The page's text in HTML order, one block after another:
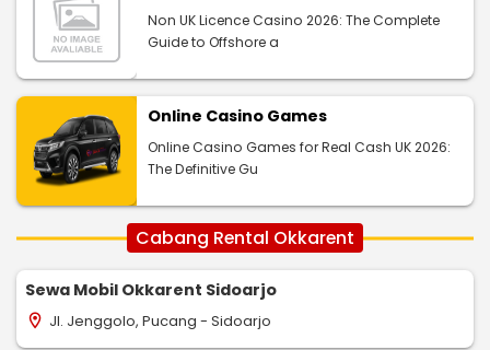
Non UK Licence Casino 2026: The Complete
Guide to Offshore a
Online Casino Games
Online Casino Games for Real Cash UK 2026:
The Definitive Gu
Cabang Rental Okkarent
Sewa Mobil Okkarent Sidoarjo
location_on Jl. Jenggolo, Pucang - Sidoarjo